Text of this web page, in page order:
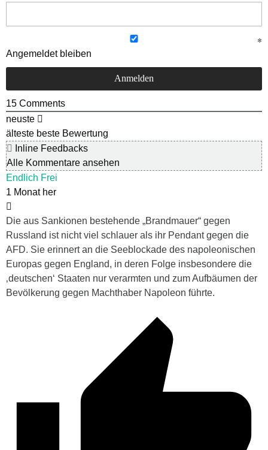
Angemeldet bleiben
15 Comments
neuste
älteste beste Bewertung
Inline Feedbacks
Alle Kommentare ansehen
Endlich Frei
1 Monat her
Die aus Sankionen bestehende „Brandmauer“ gegen
Russland ist nicht viel schlauer als ihr Pendant gegen die
AFD. Sie erinnert an die Seeblockade des napoleonischen
Europas gegen England, in deren Folge insbesondere die
‚deutschen‘ Staaten nur verarmten und zum Aufbäumen der
Bevölkerung gegen Machthaber Napoleon führte.